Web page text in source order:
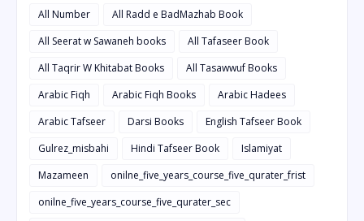
All Number
All Radd e BadMazhab Book
All Seerat w Sawaneh books
All Tafaseer Book
All Taqrir W Khitabat Books
All Tasawwuf Books
Arabic Fiqh
Arabic Fiqh Books
Arabic Hadees
Arabic Tafseer
Darsi Books
English Tafseer Book
Gulrez_misbahi
Hindi Tafseer Book
Islamiyat
Mazameen
onilne_five_years_course_five_qurater_frist
onilne_five_years_course_five_qurater_sec